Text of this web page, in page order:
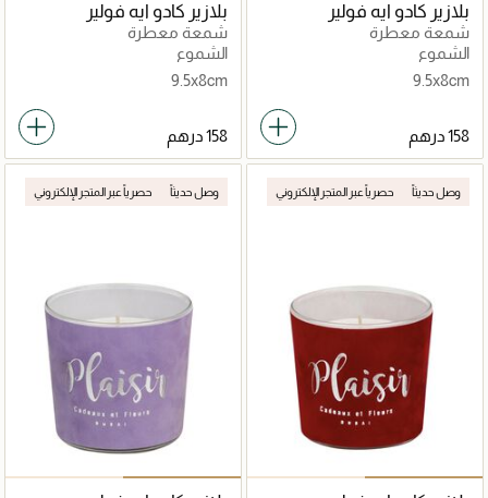
بلازير كادو ايه فولير
شمعة معطرة
الشموع
9.5x8cm
بلازير كادو ايه فولير
شمعة معطرة
الشموع
9.5x8cm
وصل حديثاً حصرياً عبر المتجر الإلكتروني وصل حديثاً حصرياً عبر المتجر الإلكتروني